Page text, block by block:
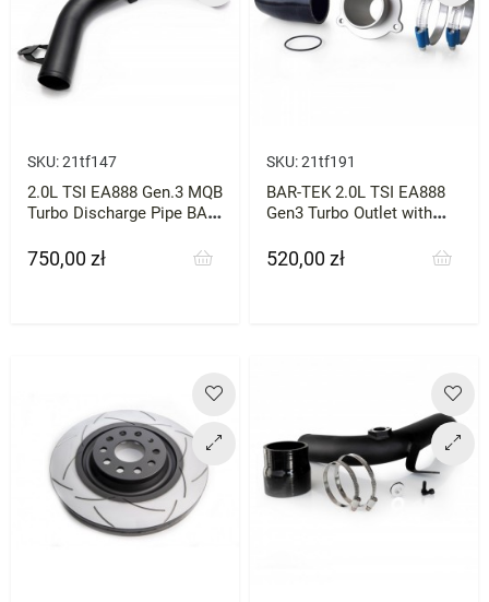
SKU:21tf147
2.0L TSI EA888 Gen.3 MQB
Turbo Discharge Pipe BAR-
Cena
750,00 zł
SKU:21tf191
BAR-TEK 2.0L TSI EA888
Gen3 Turbo Outlet with
Cena
520,00 zł